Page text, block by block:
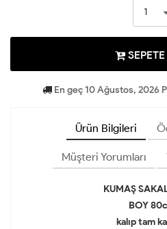
SEPETE
En geç 10 Ağustos, 2026
Ürün Bilgileri
Müşteri Yorumları
KUMAŞ
BOY
kalıp tam